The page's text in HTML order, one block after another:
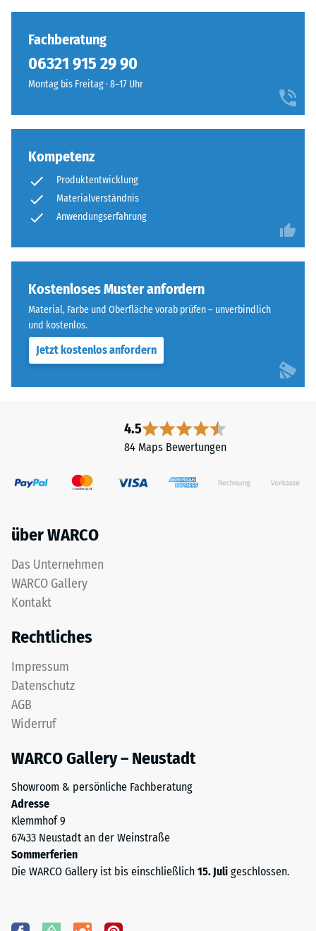
Fachberatung
06321 915 29 90
Montag bis Freitag · 8–17 Uhr
Kompetenz
Produktentwicklung
Materialverständnis
Anwendungserfahrung
Kostenloses Muster anfordern
Material, Farbe und Oberfläche vorab prüfen – unverbindlich
und kostenlos.
Jetzt kostenlos anfordern
4.5
84 Maps Bewertungen
über WARCO
Das Unternehmen
WARCO Gallery
Kontakt
Rechtliches
Impressum
Datenschutz
AGB
Widerruf
WARCO Gallery – Neustadt
Showroom & persönliche Fachberatung
Adresse
Klemmhof 9
67433 Neustadt an der Weinstraße
Sommerferien
Die WARCO Gallery ist bis einschließlich 15. Juli geschlossen.